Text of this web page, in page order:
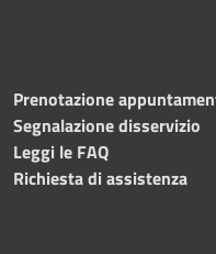
Prenotazione
Segnalazione disservizio
Leggi le FAQ
Richiesta di assistenza